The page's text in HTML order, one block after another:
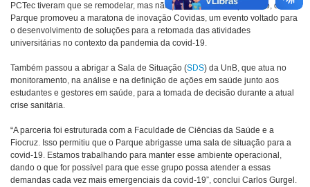
PCTec tiveram que se remodelar, mas não pararam. No ano passado, o
Parque promoveu a maratona de inovação Covidas, um evento voltado para
o desenvolvimento de soluções para a retomada das atividades
universitárias no contexto da pandemia da covid-19.
Também passou a abrigar a Sala de Situação (SDS) da UnB, que atua no
monitoramento, na análise e na definição de ações em saúde junto aos
estudantes e gestores em saúde, para a tomada de decisão durante a atual
crise sanitária.
“A parceria foi estruturada com a Faculdade de Ciências da Saúde e a
Fiocruz. Isso permitiu que o Parque abrigasse uma sala de situação para a
covid-19. Estamos trabalhando para manter esse ambiente operacional,
dando o que for possível para que esse grupo possa atender a essas
demandas cada vez mais emergenciais da covid-19”, conclui Carlos Gurgel.